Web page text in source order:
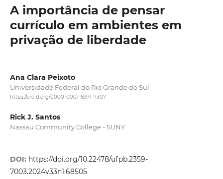
A importância de pensar
currículo em ambientes em
privação de liberdade
Ana Clara Peixoto
Universidade Federal do Rio Grande do Sul
https://orcid.org/0000-0001-6971-7307
Rick J. Santos
Nassau Community College - SUNY
DOI: https://doi.org/10.22478/ufpb.2359-
7003.2024v33n1.68505